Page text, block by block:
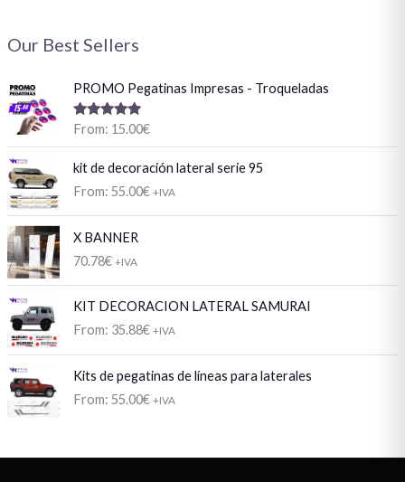
Our Best Sellers
PROMO Pegatinas Impresas - Troqueladas
Valorado
From: 15.00€
kit de decoración lateral serie 95
From: 55.00€ +IVA
X BANNER
70.78€ +IVA
KIT DECORACION LATERAL SAMURAI
From: 35.88€ +IVA
Kits de pegatinas de líneas para laterales
From: 55.00€ +IVA